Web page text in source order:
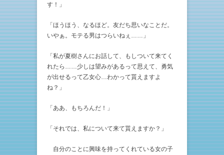
す！」
「ほうほう、なるほど。友だち思いなことだ。
いやぁ。モテる男はつらいねぇ……」
「私が夏樹さんにお話して、もしついて来てく
れたら……少しは望みがあるって思えて、勇気
が出せるって乙女心…わかって貰えますよ
ね？」
「ああ、もちろんだ！」
「それでは、私について来て貰えますか？」
自分のことに興味を持ってくれている女の子